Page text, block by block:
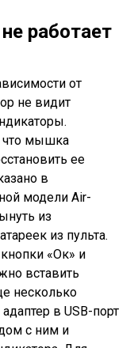
работает
от
не видит
что мышка
ее
в
модели Air-
из
из пульта.
«Ок» и
вставить
несколько
в USB-порт
с ним и